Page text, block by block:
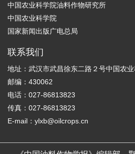
中国农业科学院油料作物研究所
中国农业科学院
国家新闻出版广电总局
联系我们
地址：武汉市武昌徐东二路２号中国农
邮编：430062
电话：027-86813823
传真：027-86813823
E-mail：ylxb@oilcrops.cn